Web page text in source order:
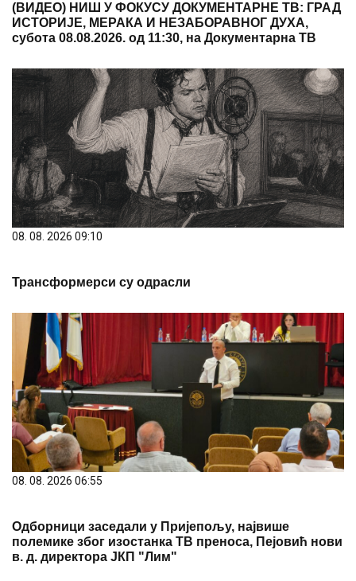
(ВИДЕО) НИШ У ФОКУСУ ДОКУМЕНТАРНЕ ТВ: ГРАД
ИСТОРИЈЕ, МЕРАКА И НЕЗАБОРАВНОГ ДУХА,
субота 08.08.2026. од 11:30, на Документарна ТВ
08. 08. 2026 09:10
Трансформерси су одрасли
08. 08. 2026 06:55
Одборници заседали у Пријепољу, највише
полемике због изостанка ТВ преноса, Пејовић нови
в. д. директора ЈКП "Лим"